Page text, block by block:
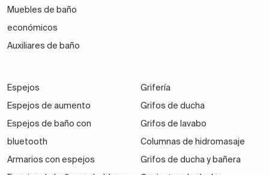
Muebles de baño
económicos
Auxiliares de baño
Espejos
Espejos de aumento
Espejos de baño con
bluetooth
Armarios con espejos
Grifería
Grifos de ducha
Grifos de lavabo
Columnas de hidromasaje
Grifos de ducha y bañera